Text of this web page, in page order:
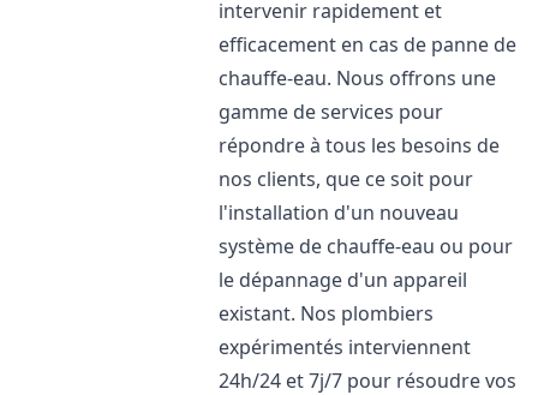
intervenir rapidement et
efficacement en cas de panne de
chauffe-eau. Nous offrons une
gamme de services pour
répondre à tous les besoins de
nos clients, que ce soit pour
l'installation d'un nouveau
système de chauffe-eau ou pour
le dépannage d'un appareil
existant. Nos plombiers
expérimentés interviennent
24h/24 et 7j/7 pour résoudre vos